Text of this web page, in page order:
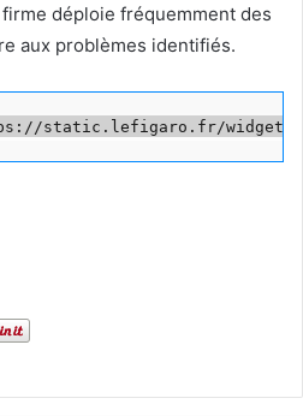
déploie fréquemment des
aux problèmes identifiés.